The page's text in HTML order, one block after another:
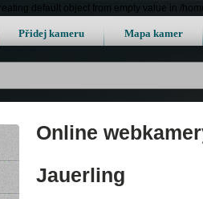
default object from empty value in /
Přidej kameru Mapa kamer
Online
Jauerling